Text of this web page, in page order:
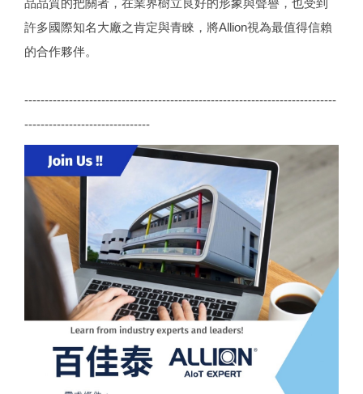
品品質的把關者，在業界樹立良好的形象與聲譽，也受到
許多國際知名大廠之肯定與青睞，將Allion視為最值得信賴
的合作夥伴。
-----------------------------------------------------------------------------
-------------------------------